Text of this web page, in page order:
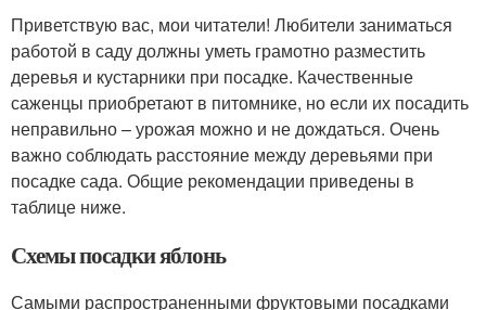
Приветствую вас, мои читатели! Любители заниматься
работой в саду должны уметь грамотно разместить
деревья и кустарники при посадке. Качественные
саженцы приобретают в питомнике, но если их посадить
неправильно – урожая можно и не дождаться. Очень
важно соблюдать расстояние между деревьями при
посадке сада. Общие рекомендации приведены в
таблице ниже.
Схемы посадки яблонь
Самыми распространенными фруктовыми посадками